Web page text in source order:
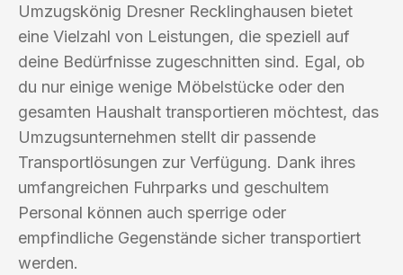
Umzugskönig Dresner Recklinghausen bietet
eine Vielzahl von Leistungen, die speziell auf
deine Bedürfnisse zugeschnitten sind. Egal, ob
du nur einige wenige Möbelstücke oder den
gesamten Haushalt transportieren möchtest, das
Umzugsunternehmen stellt dir passende
Transportlösungen zur Verfügung. Dank ihres
umfangreichen Fuhrparks und geschultem
Personal können auch sperrige oder
empfindliche Gegenstände sicher transportiert
werden.